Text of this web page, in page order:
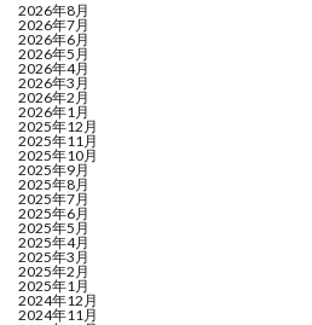
2026年8月
2026年7月
2026年6月
2026年5月
2026年4月
2026年3月
2026年2月
2026年1月
2025年12月
2025年11月
2025年10月
2025年9月
2025年8月
2025年7月
2025年6月
2025年5月
2025年4月
2025年3月
2025年2月
2025年1月
2024年12月
2024年11月